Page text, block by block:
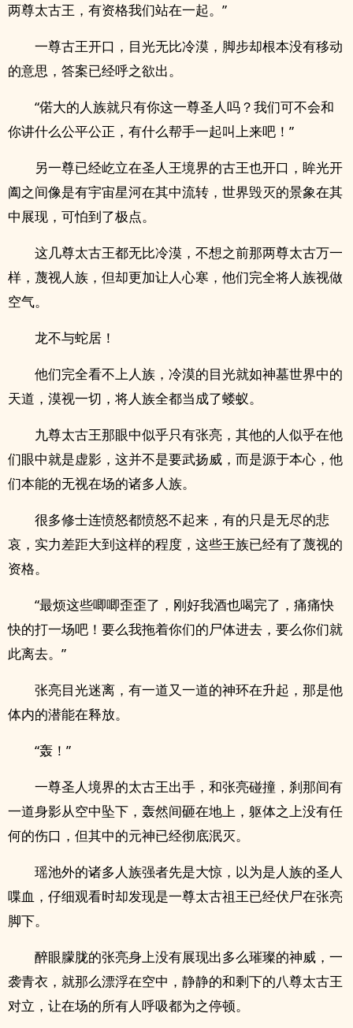
两尊太古王，有资格我们站在一起。”
一尊古王开口，目光无比冷漠，脚步却根本没有移动
的意思，答案已经呼之欲出。
“偌大的人族就只有你这一尊圣人吗？我们可不会和
你讲什么公平公正，有什么帮手一起叫上来吧！”
另一尊已经屹立在圣人王境界的古王也开口，眸光开
阖之间像是有宇宙星河在其中流转，世界毁灭的景象在其
中展现，可怕到了极点。
这几尊太古王都无比冷漠，不想之前那两尊太古万一
样，蔑视人族，但却更加让人心寒，他们完全将人族视做
空气。
龙不与蛇居！
他们完全看不上人族，冷漠的目光就如神墓世界中的
天道，漠视一切，将人族全都当成了蝼蚁。
九尊太古王那眼中似乎只有张亮，其他的人似乎在他
们眼中就是虚影，这并不是要武扬威，而是源于本心，他
们本能的无视在场的诸多人族。
很多修士连愤怒都愤怒不起来，有的只是无尽的悲
哀，实力差距大到这样的程度，这些王族已经有了蔑视的
资格。
“最烦这些唧唧歪歪了，刚好我酒也喝完了，痛痛快
快的打一场吧！要么我拖着你们的尸体进去，要么你们就
此离去。”
张亮目光迷离，有一道又一道的神环在升起，那是他
体内的潜能在释放。
“轰！”
一尊圣人境界的太古王出手，和张亮碰撞，刹那间有
一道身影从空中坠下，轰然间砸在地上，躯体之上没有任
何的伤口，但其中的元神已经彻底泯灭。
瑶池外的诸多人族强者先是大惊，以为是人族的圣人
喋血，仔细观看时却发现是一尊太古祖王已经伏尸在张亮
脚下。
醉眼朦胧的张亮身上没有展现出多么璀璨的神威，一
袭青衣，就那么漂浮在空中，静静的和剩下的八尊太古王
对立，让在场的所有人呼吸都为之停顿。